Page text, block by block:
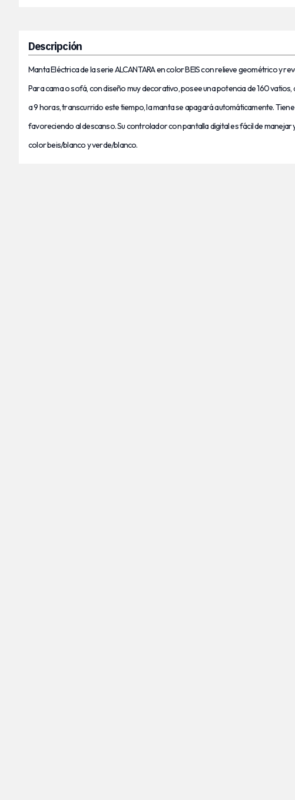
Descripción
Manta Eléctrica de la serie ALCANTARA en color BEIS con relieve geométrico y
Para cama o sofá, con diseño muy decorativo, posee una potencia de 160
a 9 horas, transcurrido este tiempo, la manta se apagará automáticamente.
favoreciendo al descanso. Su controlador con pantalla digital es fácil de
color beis/blanco y verde/blanco.